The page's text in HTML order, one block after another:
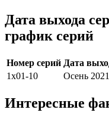
Дата выхода
график серий
Номер серий Дата
1х01-10
Осень
Интересные